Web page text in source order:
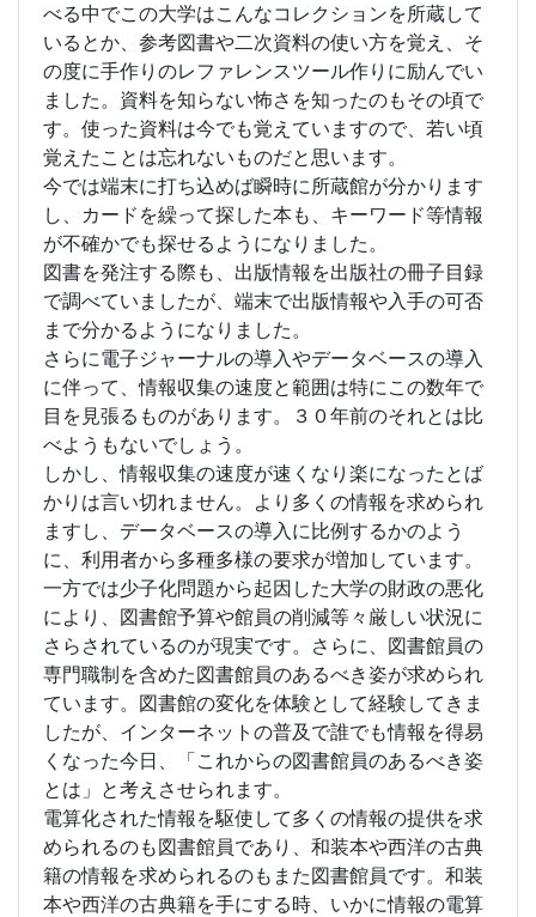
べる中でこの大学はこんなコレクションを所蔵して
いるとか、参考図書や二次資料の使い方を覚え、そ
の度に手作りのレファレンスツール作りに励んでい
ました。資料を知らない怖さを知ったのもその頃で
す。使った資料は今でも覚えていますので、若い頃
覚えたことは忘れないものだと思います。
今では端末に打ち込めば瞬時に所蔵館が分かります
し、カードを繰って探した本も、キーワード等情報
が不確かでも探せるようになりました。
図書を発注する際も、出版情報を出版社の冊子目録
で調べていましたが、端末で出版情報や入手の可否
まで分かるようになりました。
さらに電子ジャーナルの導入やデータベースの導入
に伴って、情報収集の速度と範囲は特にこの数年で
目を見張るものがあります。３０年前のそれとは比
べようもないでしょう。
しかし、情報収集の速度が速くなり楽になったとば
かりは言い切れません。より多くの情報を求められ
ますし、データベースの導入に比例するかのよう
に、利用者から多種多様の要求が増加しています。
一方では少子化問題から起因した大学の財政の悪化
により、図書館予算や館員の削減等々厳しい状況に
さらされているのが現実です。さらに、図書館員の
専門職制を含めた図書館員のあるべき姿が求められ
ています。図書館の変化を体験として経験してきま
したが、インターネットの普及で誰でも情報を得易
くなった今日、「これからの図書館員のあるべき姿
とは」と考えさせられます。
電算化された情報を駆使して多くの情報の提供を求
められるのも図書館員であり、和装本や西洋の古典
籍の情報を求められるのもまた図書館員です。和装
本や西洋の古典籍を手にする時、いかに情報の電算